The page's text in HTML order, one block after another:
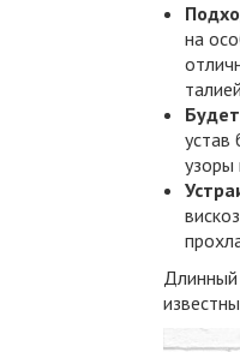
на
устав
узоры
Длинный